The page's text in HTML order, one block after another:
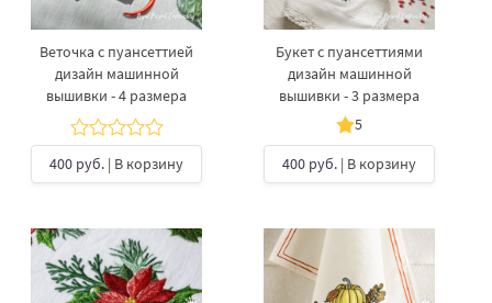
Веточка с пуансеттией
дизайн машинной
вышивки - 4 размера
400 руб. | В корзину
Букет с пуансеттиями
дизайн машинной
вышивки - 3 размера
5
400 руб. | В корзину